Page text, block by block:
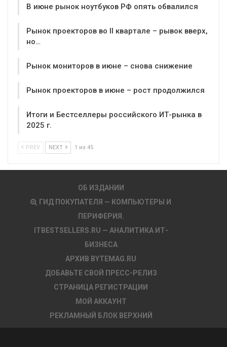
В июне рынок ноутбуков РФ опять обвалился
Рынок проекторов во II квартале – рывок вверх,
но…
Рынок мониторов в июне – снова снижение
Рынок проекторов в июне – рост продолжился
Итоги и Бестселлеры российского ИТ-рынка в
2025 г.
PREV NEXT 1 из 45
ОБ ИЗДАНИИ
ГИД ПОКУПАТЕЛЯ — КОМПЬЮТЕРЫ И
ПЕРИФЕРИЯ.
ITBESTSELLERS.RU — АНАЛИТИКА ИТ-
БИЗНЕСА
АРХИВ BYTEMAG.RU
ДОБАВЬТЕ СВОЙ ПРЕСС-РЕЛИЗ
СТРАНИЦА РЕГИСТРАЦИИ
МОЙ АККАУНТ
РЕКЛАМНЫЙ БЛОК ВЕРХНИЙ